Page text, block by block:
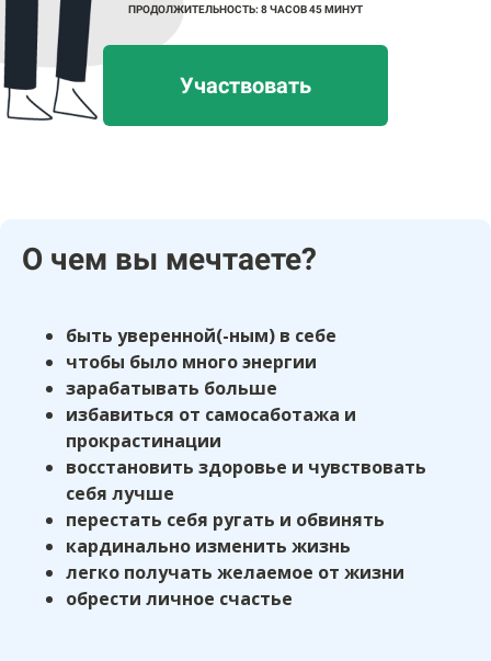
ПРОДОЛЖИТЕЛЬНОСТЬ: 8 ЧАСОВ 45 МИНУТ
Участвовать
О чем вы мечтаете?
быть уверенной(-ным) в себе
чтобы было много энергии
зарабатывать больше
избавиться от самосаботажа и
прокрастинации
восстановить здоровье и чувствовать
себя лучше
перестать себя ругать и обвинять
кардинально изменить жизнь
легко получать желаемое от жизни
обрести личное счастье